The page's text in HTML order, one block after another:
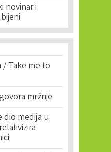
novinar i
/ Take me to
mržnje
dio medija u